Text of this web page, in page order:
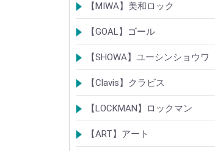
【MIWA】美和ロック
電気錠・電気ストライク
通電金具
制御器・操作器
電材・その他
BANシリーズ
非接触キー・IDカード
Raccessシリーズ
ノンタッチシリーズ
iELシリーズ
FKL・FeliCa・MIFARE
キースイッチ
補修品・代替品
【GOAL】ゴール
電気錠
通電金具
電気錠システム製品
キースイッチ
【SHOWA】ユーシンショウワ
電気錠・電気ストライク
電気錠システム製品
キースイッチ
【Clavis】クラビス
電気錠
電気錠システム製品
Tebra(ハンズフリー)
キースイッチ
【LOCKMAN】ロックマン
電磁式電気錠
電磁錠取付ブラケット
電気錠システム製品
【ART】アート